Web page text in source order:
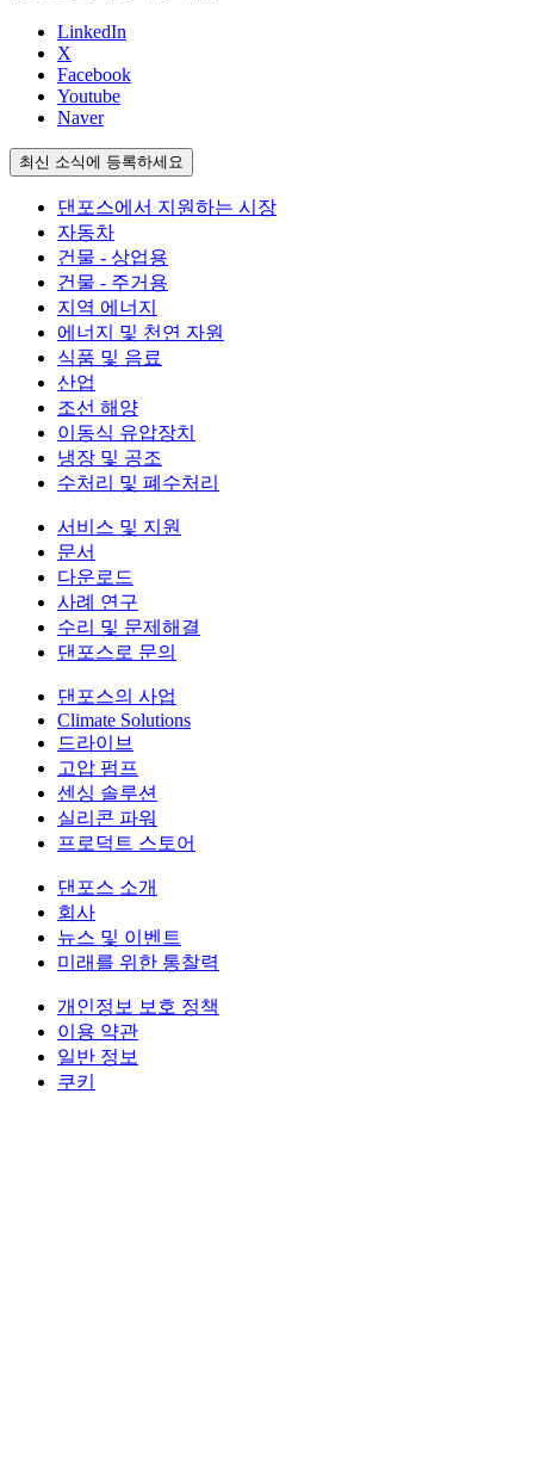
LinkedIn
X
Facebook
Youtube
Naver
최신 소식에 등록하세요
댄포스에서 지원하는 시장
자동차
건물 - 상업용
건물 - 주거용
지역 에너지
에너지 및 천연 자원
식품 및 음료
산업
조선 해양
이동식 유압장치
냉장 및 공조
수처리 및 폐수처리
서비스 및 지원
문서
다운로드
사례 연구
수리 및 문제해결
댄포스로 문의
댄포스의 사업
Climate Solutions
드라이브
고압 펌프
센싱 솔루션
실리콘 파워
프로덕트 스토어
댄포스 소개
회사
뉴스 및 이벤트
미래를 위한 통찰력
개인정보 보호 정책
이용 약관
일반 정보
쿠키